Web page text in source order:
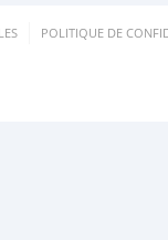
POLITIQUE DE